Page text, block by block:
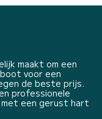
maakt om een
voor een
de beste prijs.
professionele
een gerust hart